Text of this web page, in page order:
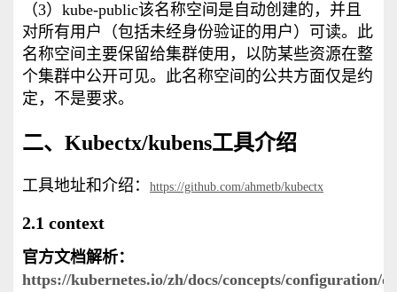
（3）kube-public该名称空间是自动创建的，并且
对所有用户（包括未经身份验证的用户）可读。此
名称空间主要保留给集群使用，以防某些资源在整
个集群中公开可见。此名称空间的公共方面仅是约
定，不是要求。
二、 Kubectx/kubens工具介绍
工具地址和介绍： https://github.com/ahmetb/kubectx
2.1 context
官方文档解析：
https://kubernetes.io/zh/docs/concepts/configuration/